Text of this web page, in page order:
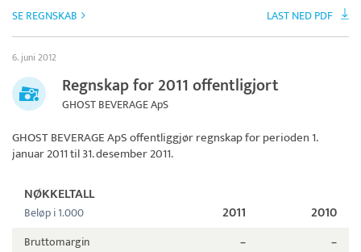
SE REGNSKAB LAST NED PDF
6. juni 2012
Regnskap for 2011 offentligjort
GHOST BEVERAGE ApS
GHOST BEVERAGE ApSoffentliggjør regnskap for perioden 1.
januar 2011 til 31. desember 2011.
NØKKELTALL
Beløp i 1.000 2011 2010
Bruttomargin –
–